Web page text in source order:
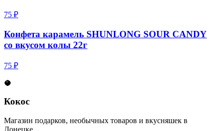
75 ₽
Конфета карамель SHUNLONG SOUR CANDY
со вкусом колы 22г
75 ₽
🥥
Кокос
Магазин подарков, необычных товаров и вкусняшек в
Донецке.